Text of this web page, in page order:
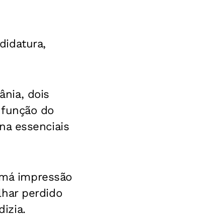
dois
do
essenciais
impressão
perdido